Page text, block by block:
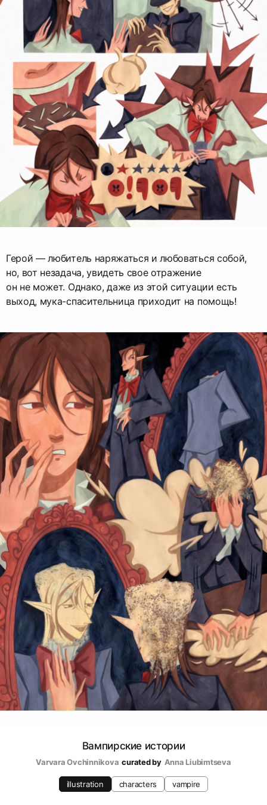
Герой — любитель наряжаться и любоваться собой,
но, вот незадача, увидеть свое отражение
он не может. Однако, даже из этой ситуации есть
выход, мука-спасительница приходит на помощь!
Вампирские истории
Varvara Ovchinnikova curated by Аnna Liubimtseva
illustration characters vampire